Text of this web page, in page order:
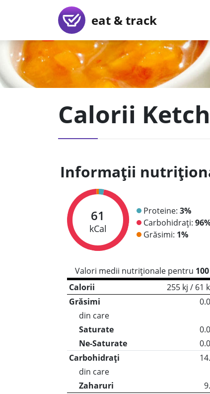
eat & track
Calorii
Informații
61
kCal
Proteine: 3%
Carbohidrați:
Grăsimi: 1%
Valori medii nutriționale pentru
Calorii
255 kj / 61
Grăsimi
din care
Saturate
Ne-Saturate
Carbohidrați
din care
Zaharuri